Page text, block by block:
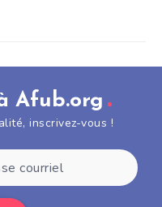
Afub.org
inscrivez-vous !